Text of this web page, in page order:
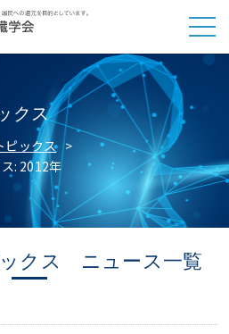
クス
ピックス
: 2012年
クス ニュース一覧